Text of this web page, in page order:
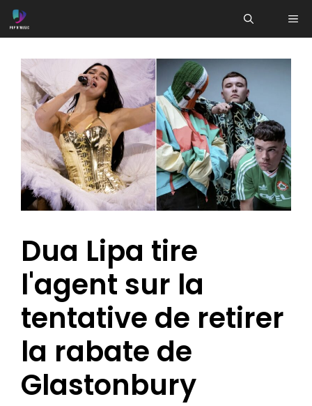
Aller
au
Dua Lipa tire
l'agent sur la
tentative de retirer
la rabate de
Glastonbury